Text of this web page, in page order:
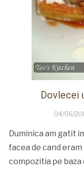
Dovlecei
04/06/
Duminica am gatit
facea de cand
compozitia pe